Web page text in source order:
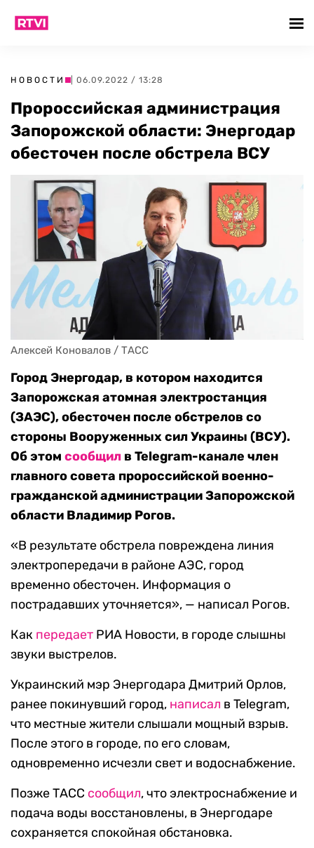
НОВОСТИ | 06.09.2022 / 13:28
Пророссийская администрация
Запорожской области: Энергодар
обесточен после обстрела ВСУ
Алексей Коновалов / ТАСС
Город Энергодар, в котором находится
Запорожская атомная электростанция
(ЗАЭС), обесточен после обстрелов со
стороны Вооруженных сил Украины (ВСУ).
Об этом сообщил в Telegram-канале член
главного совета пророссийской военно-
гражданской администрации Запорожской
области Владимир Рогов.
«В результате обстрела повреждена линия
электропередачи в районе АЭС, город
временно обесточен. Информация о
пострадавших уточняется», — написал Рогов.
Как передает РИА Новости, в городе слышны
звуки выстрелов.
Украинский мэр Энергодара Дмитрий Орлов,
ранее покинувший город, написал в Telegram,
что местные жители слышали мощный взрыв.
После этого в городе, по его словам,
одновременно исчезли свет и водоснабжение.
Позже ТАСС сообщил, что электроснабжение и
подача воды восстановлены, в Энергодаре
сохраняется спокойная обстановка.